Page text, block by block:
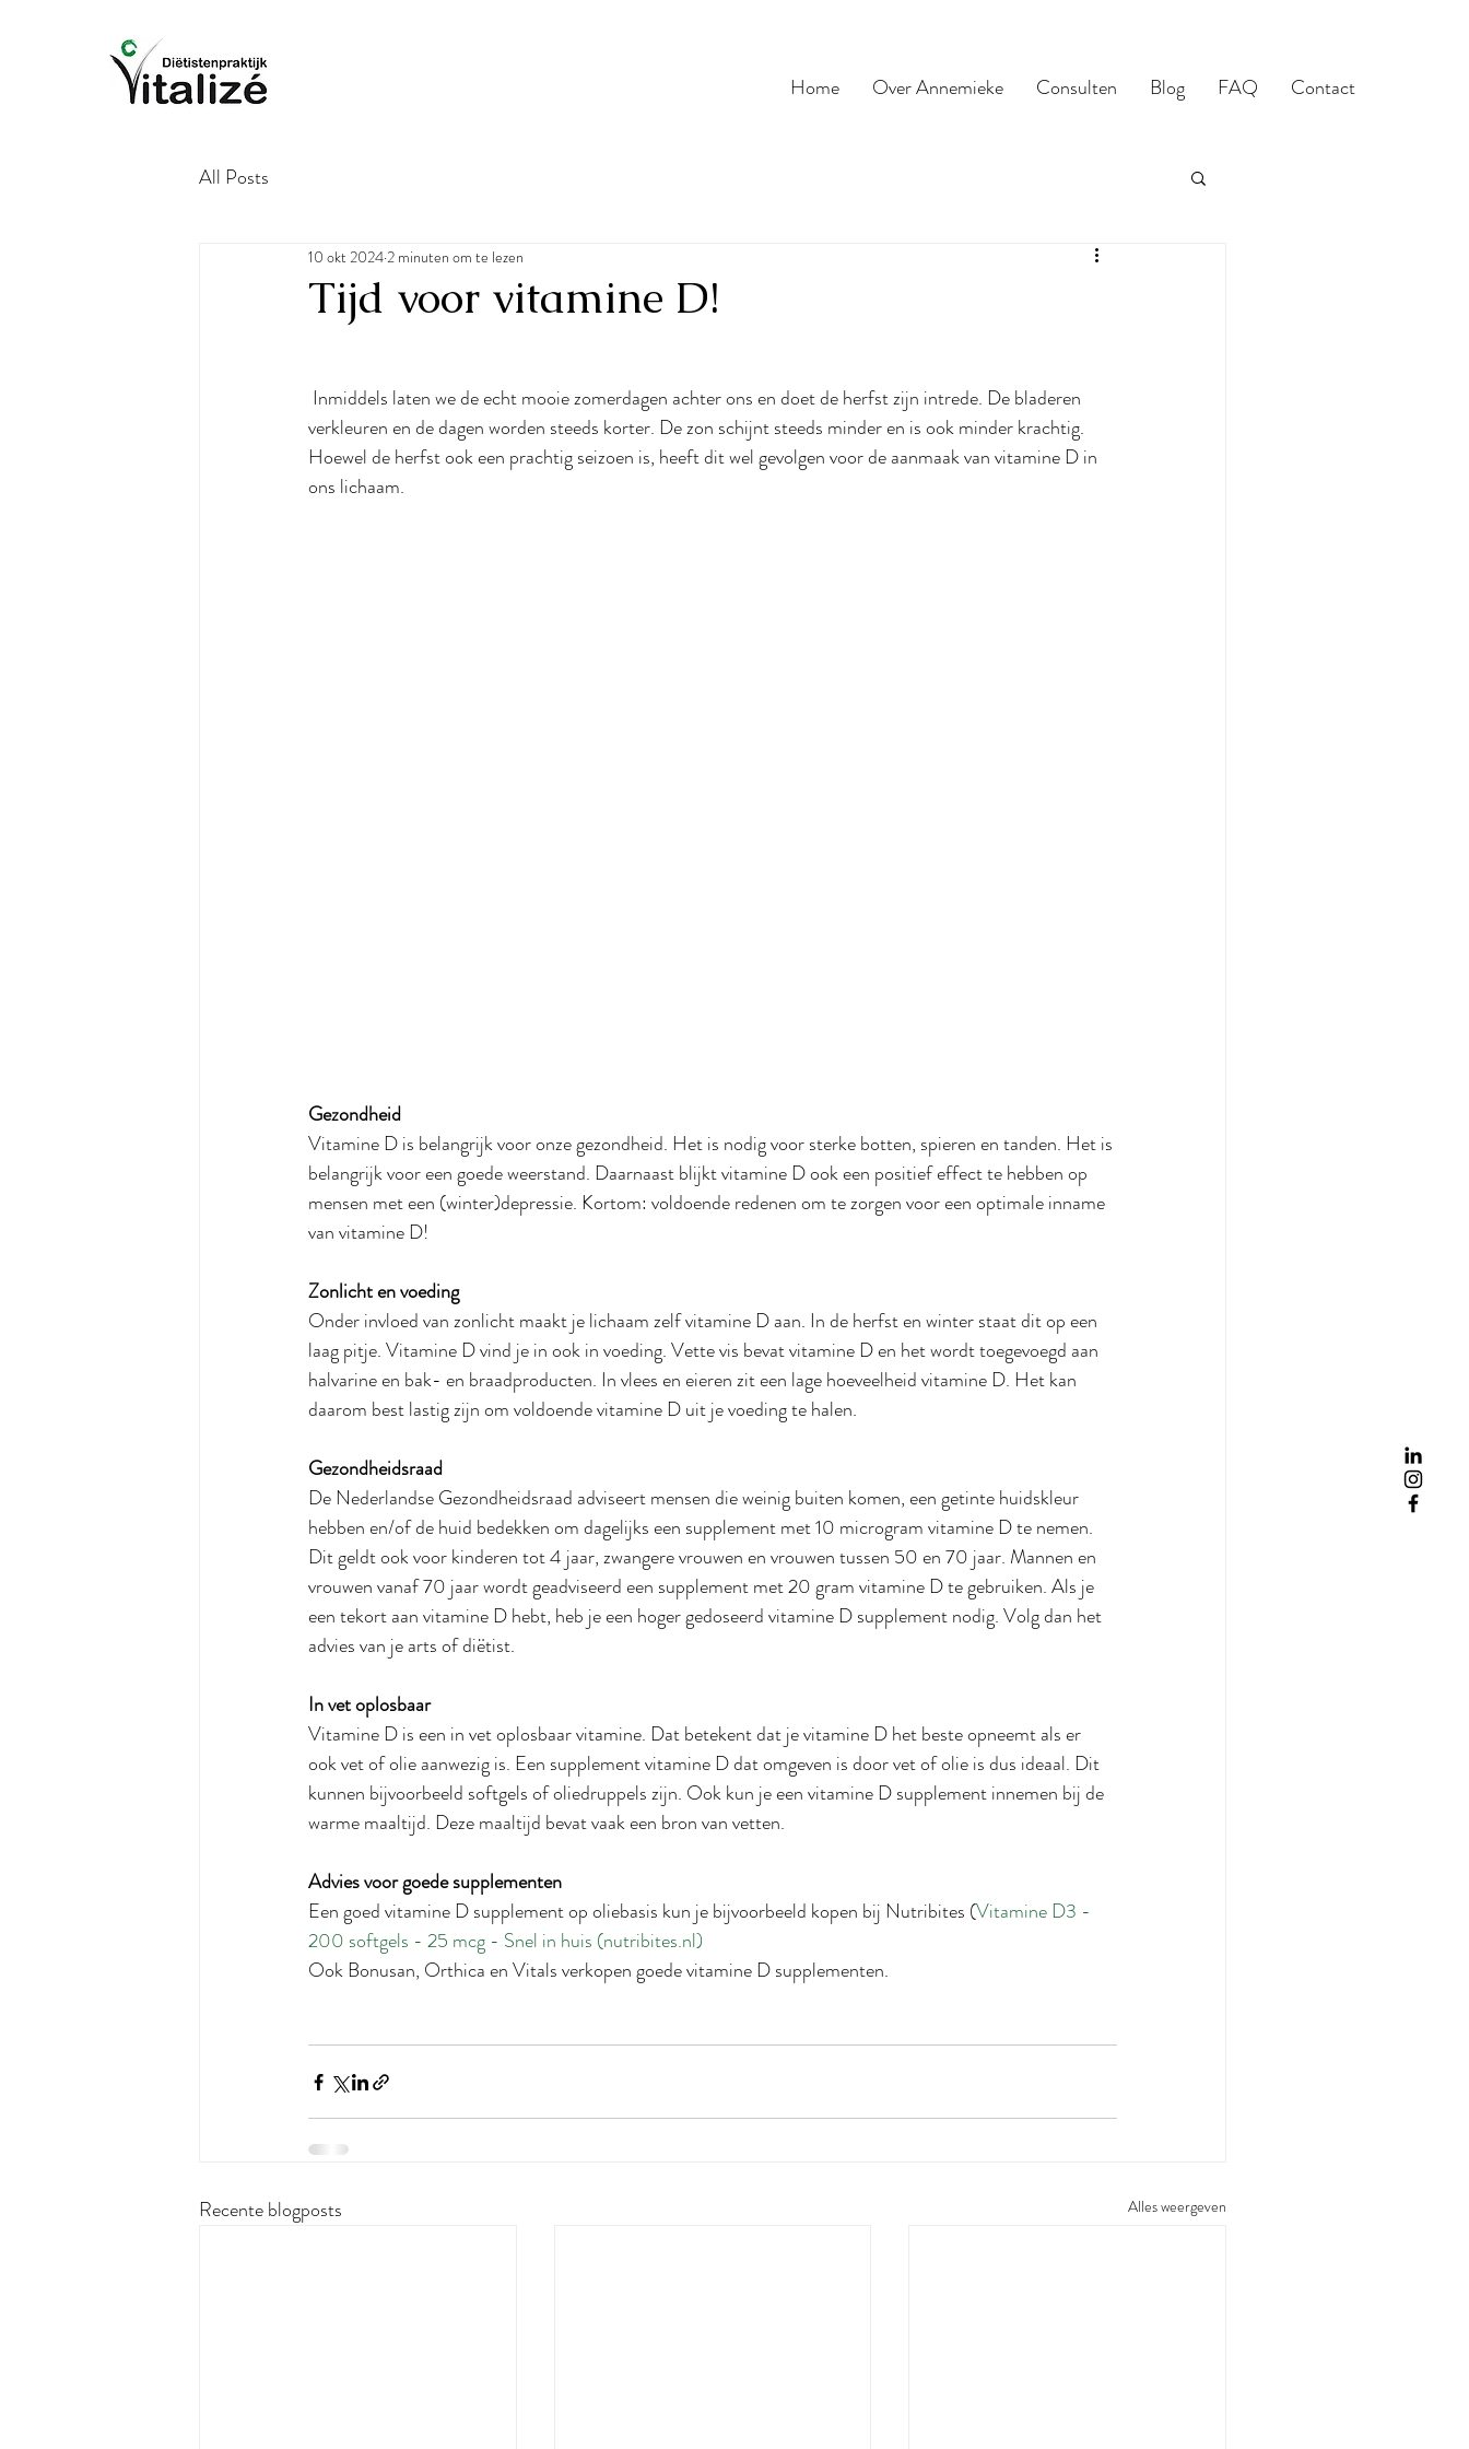
Home Over Annemieke Consulten Blog FAQ Contact
All Posts
Tijd voor vitamine D!
10 okt 20242 minuten om te lezen
Inmiddels laten we de echt mooie zomerdagen achter ons en doet de herfst zijn intrede. De bladeren
verkleuren en de dagen worden steeds korter. De zon schijnt steeds minder en is ook minder krachtig.
Hoewel de herfst ook een prachtig seizoen is, heeft dit wel gevolgen voor de aanmaak van vitamine D in
ons lichaam.
Gezondheid
Vitamine D is belangrijk voor onze gezondheid. Het is nodig voor sterke botten, spieren en tanden. Het is
belangrijk voor een goede weerstand. Daarnaast blijkt vitamine D ook een positief effect te hebben op
mensen met een (winter)depressie. Kortom: voldoende redenen om te zorgen voor een optimale inname
van vitamine D!
Zonlicht en voeding
Onder invloed van zonlicht maakt je lichaam zelf vitamine D aan. In de herfst en winter staat dit op een
laag pitje. Vitamine D vind je in ook in voeding. Vette vis bevat vitamine D en het wordt toegevoegd aan
halvarine en bak- en braadproducten. In vlees en eieren zit een lage hoeveelheid vitamine D. Het kan
daarom best lastig zijn om voldoende vitamine D uit je voeding te halen.
Gezondheidsraad
De Nederlandse Gezondheidsraad adviseert mensen die weinig buiten komen, een getinte huidskleur
hebben en/of de huid bedekken om dagelijks een supplement met 10 microgram vitamine D te nemen.
Dit geldt ook voor kinderen tot 4 jaar, zwangere vrouwen en vrouwen tussen 50 en 70 jaar. Mannen en
vrouwen vanaf 70 jaar wordt geadviseerd een supplement met 20 gram vitamine D te gebruiken. Als je
een tekort aan vitamine D hebt, heb je een hoger gedoseerd vitamine D supplement nodig. Volg dan het
advies van je arts of diëtist.
In vet oplosbaar
Vitamine D is een in vet oplosbaar vitamine. Dat betekent dat je vitamine D het beste opneemt als er
ook vet of olie aanwezig is. Een supplement vitamine D dat omgeven is door vet of olie is dus ideaal. Dit
kunnen bijvoorbeeld softgels of oliedruppels zijn. Ook kun je een vitamine D supplement innemen bij de
warme maaltijd. Deze maaltijd bevat vaak een bron van vetten.
Advies voor goede supplementen
Een goed vitamine D supplement op oliebasis kun je bijvoorbeeld kopen bij Nutribites (Vitamine D3 -
200 softgels - 25 mcg - Snel in huis (nutribites.nl)
Ook Bonusan, Orthica en Vitals verkopen goede vitamine D supplementen.
Recente blogposts Alles weergeven